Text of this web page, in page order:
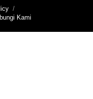
Kami